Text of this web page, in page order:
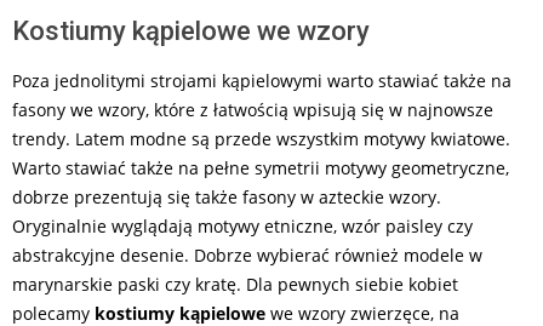
Kostiumy kąpielowe we wzory
Poza jednolitymi strojami kąpielowymi warto stawiać także na
fasony we wzory, które z łatwością wpisują się w najnowsze
trendy. Latem modne są przede wszystkim motywy kwiatowe.
Warto stawiać także na pełne symetrii motywy geometryczne,
dobrze prezentują się także fasony w azteckie wzory.
Oryginalnie wyglądają motywy etniczne, wzór paisley czy
abstrakcyjne desenie. Dobrze wybierać również modele w
marynarskie paski czy kratę. Dla pewnych siebie kobiet
polecamy kostiumy kąpielowe we wzory zwierzęce, na